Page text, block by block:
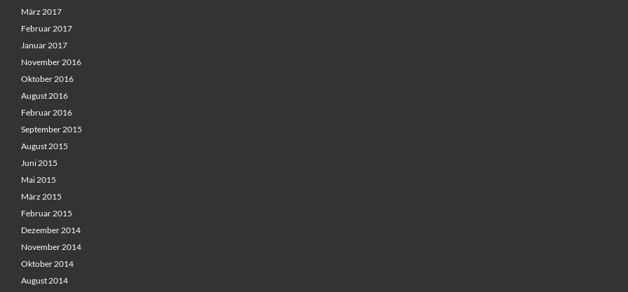
März 2017
Februar 2017
Januar 2017
November 2016
Oktober 2016
August 2016
Februar 2016
September 2015
August 2015
Juni 2015
Mai 2015
März 2015
Februar 2015
Dezember 2014
November 2014
Oktober 2014
August 2014